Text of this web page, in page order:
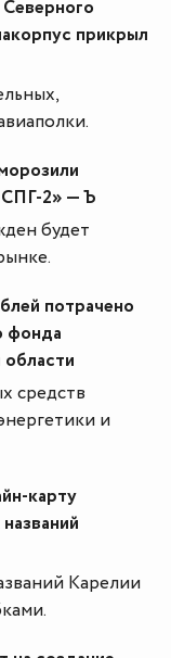
прикрыл
СПГ-2» — Ъ
будет
потрачено
фонда
средств
и
карту
Карелии